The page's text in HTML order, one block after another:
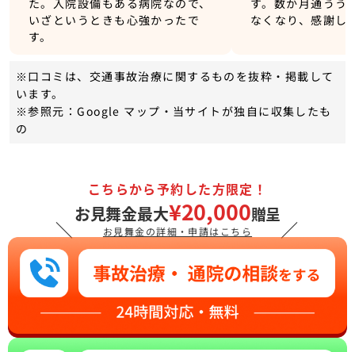
いざというときも心強かったで
す。
なくなり、感謝し
※口コミは、交通事故治療に関するものを抜粋・掲載して
います。
※参照元：Google マップ・当サイトが独自に収集したも
の
＼
こちらから予約した方限定！
お見舞金最大¥20,000贈呈
お見舞金の詳細・申請はこちら ／